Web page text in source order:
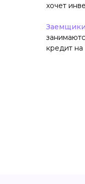
хочет
Заемщики
кредит на